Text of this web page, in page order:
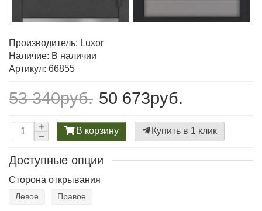
Производитель: Luxor
Наличие: В наличии
Артикул: 66855
53 340руб. 50 673руб.
В корзину Купить в 1 клик
Доступные опции
Сторона открывания
Левое Правое